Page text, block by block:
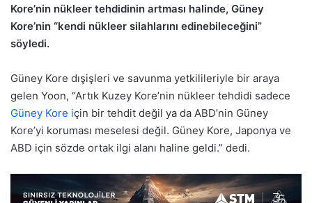
Kore’nin nükleer tehdidinin artması halinde, Güney
Kore’nin “kendi nükleer silahlarını edinebileceğini”
söyledi.
Güney Kore dışişleri ve savunma yetkilileriyle bir araya
gelen Yoon, “Artık Kuzey Kore’nin nükleer tehdidi sadece
Güney Kore için bir tehdit değil ya da ABD’nin Güney
Kore’yi koruması meselesi değil. Güney Kore, Japonya ve
ABD için sözde ortak ilgi alanı haline geldi.” dedi.